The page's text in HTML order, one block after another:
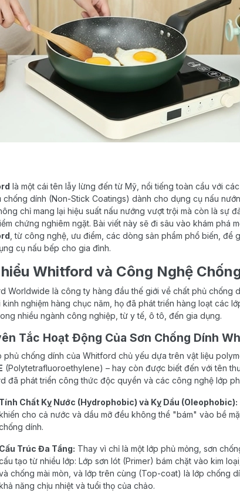
là một cái tên lẫy lừng đến từ Mỹ, nổi tiếng toàn cầu với
chống dính (Non-Stick Coatings) dành cho dụng cụ nấu
chỉ mang lại hiệu suất nấu nướng vượt trội mà còn là sự
chứng nghiêm ngặt. Bài viết này sẽ đi sâu vào khám phá
, từ công nghệ, ưu điểm, các dòng sản phẩm phổ biến, để
cụ nấu bếp cho gia đình.
Whitford và Công Nghệ
Worldwide là công ty hàng đầu thế giới về chất phủ chống
kinh nghiệm hàng chục năm, họ đã phát triển hàng loạt các
nhiều ngành công nghiệp, từ y tế, ô tô, đến gia dụng.
Tắc Hoạt Động Của Sơn Chống Dính
phủ chống dính của Whitford chủ yếu dựa trên vật liệu
(Polytetrafluoroethylene) – hay còn được biết đến với tên
đã phát triển công thức độc quyền và các công nghệ lớp
Tính Chất Kỵ Nước (Hydrophobic) và Kỵ Dầu (Oleophobic):
cho cả nước và dầu mỡ đều không thể "bám" vào bề
dính.
Cấu Trúc Đa Tầng: Thay vì chỉ là một lớp phủ mỏng, sơn
tạo từ nhiều lớp: Lớp sơn lót (Primer) bám chặt vào kim
chống mài mòn, và lớp trên cùng (Top-coat) là lớp chống
năng chịu nhiệt và tuổi thọ của chảo.